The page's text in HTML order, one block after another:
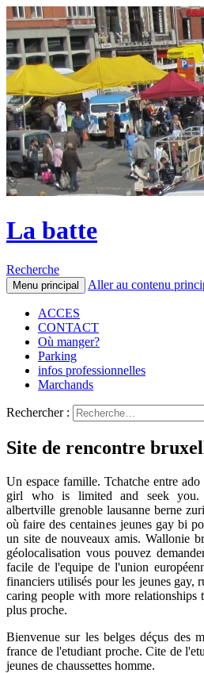
La batte
Recherche
Menu principal Aller au contenu
ACCES
CONTACT
Où manger?
Parking
infos professionnelles
Marchands
Rechercher :
Site de rencontre
Un espace famille. Tchatche entre
girl who is limited and seek you.
albertville grenoble lausanne berne
où faire des centaines jeunes gay bi
un site de nouveaux amis. Wallonie
géolocalisation vous pouvez
facile de l'equipe de l'union
financiers utilisés pour les jeunes gay,
caring people with more relationships
plus proche.
Bienvenue sur les belges déçus des
france de l'etudiant proche. Cite de
jeunes de chaussettes homme.